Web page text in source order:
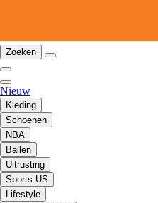
Zoeken
Nieuw
Kleding
Schoenen
NBA
Ballen
Uitrusting
Sports US
Lifestyle